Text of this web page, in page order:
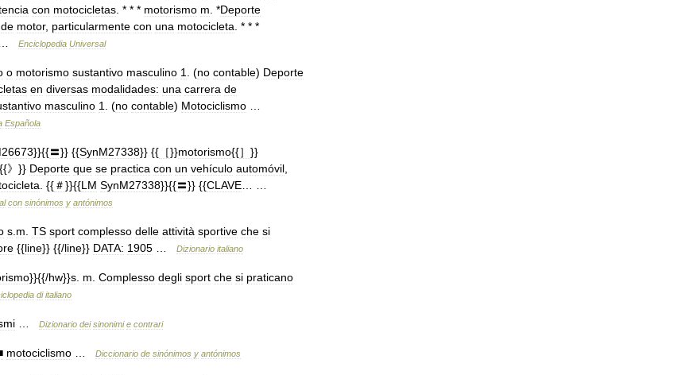
con motocicletas . * * * motorismo m . *Deporte
de motor, particularmente con una motocicleta . * * *
Enciclopedia Universal
o motorismo sustantivo masculino 1 . (no contable) Deporte
en diversas modalidades: una carrera de
masculino 1 . (no contable) Motociclismo
Española
}}{{〓}} {{SynM27338}} {{ ［}}motorismo{{］ }}
.{{》}} Deporte que se practica con un vehículo automóvil
. {{＃}}{{LM SynM27338}}{{〓}} {{CLAVE
con sinónimos y antónimos
s m TS sport complesso delle attività sportive che si
{{line}} {{/line}} DATA: 1905 Dizionario italiano
}}{{/hw}}s m Complesso degli sport che si praticano
di italiano
Dizionario dei sinonimi e contrari
motociclismo Diccionario de sinónimos y antónimos